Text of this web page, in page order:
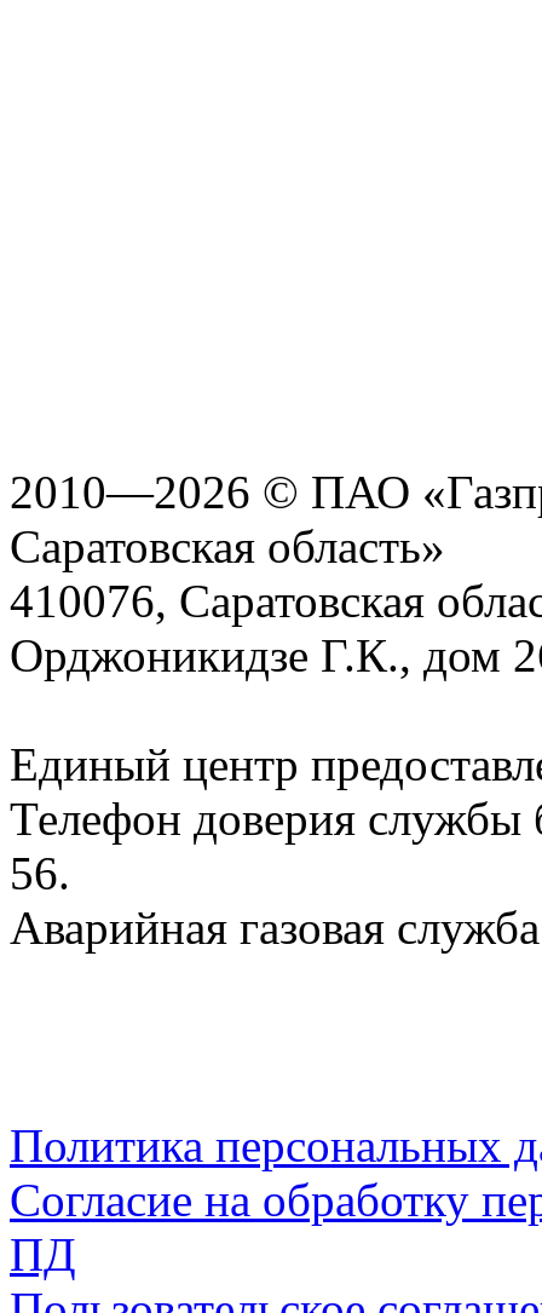
2010—2026 © ПАО
Саратовская область»
410076, Саратовская
Орджоникидзе Г.К., дом
Единый центр
Телефон доверия службы
56.
Аварийная газовая
Политика персональных
Согласие на обработку
ПД